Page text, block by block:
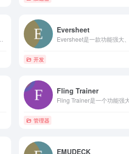
Eversheet
开发
Fling Trainer
管理器
EMUDECK